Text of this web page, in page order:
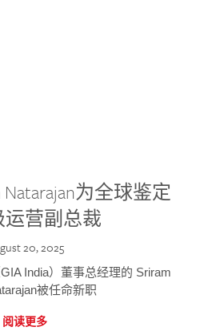
Natarajan为全球鉴定
营副总裁
20, 2025
India）董事总经理的 Sriram
被任命新职
阅读更多